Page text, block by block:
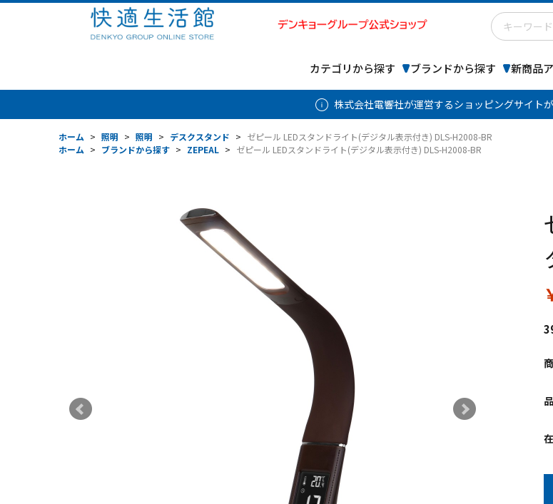
カテゴリから探す ブランドから探す 新商品
株式会社電響社が運営するショッピングサイト
ホーム > 照明 > 照明 > デスクスタンド > ゼピール LEDスタンドライト(デジタル表示付き) DLS-H2008-BR
ホーム > ブランドから探す > ZEPEAL > ゼピール LEDスタンドライト(デジタル表示付き) DLS-H2008-BR